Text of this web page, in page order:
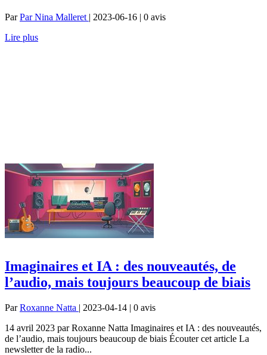
ParPar Nina Malleret | 2023-06-16 | 0 avis
Lire plus
Imaginaires et IA : des nouveautés, de
l’audio, mais toujours beaucoup de biais
ParRoxanne Natta | 2023-04-14 | 0 avis
14 avril 2023 par Roxanne Natta Imaginaires et IA : des nouveautés,
de l’audio, mais toujours beaucoup de biais Écouter cet article La
newsletter de la radio...